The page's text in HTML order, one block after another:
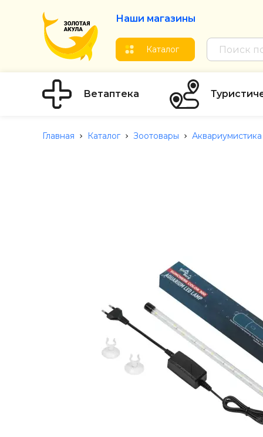
Наши магазины
Каталог
Ветаптека
Главная Каталог Зоотовары Аквариумистика